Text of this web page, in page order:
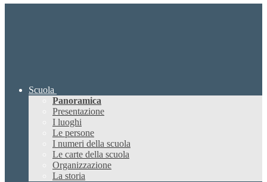
Scuola
Panoramica
Presentazione
I luoghi
Le persone
I numeri della scuola
Le carte della scuola
Organizzazione
La storia